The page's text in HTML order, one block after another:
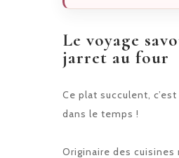
Le voyage
jarret au four
Ce plat succulent,
dans le temps !
Originaire des cuisines